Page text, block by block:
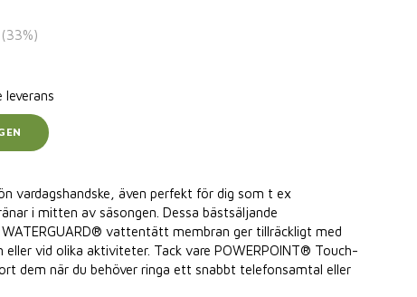
(33%)
leverans
vardagshandske, även perfekt för dig som t ex
i mitten av säsongen. Dessa bästsäljande
vattentätt membran ger tillräckligt med
vid olika aktiviteter. Tack vare POWERPOINT® Touch-
dem när du behöver ringa ett snabbt telefonsamtal eller